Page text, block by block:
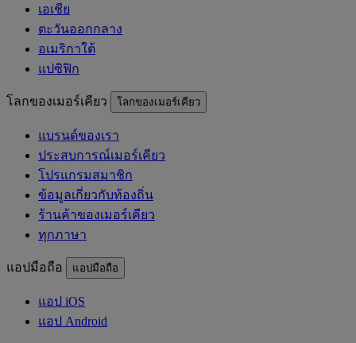
เอเชีย
ตะวันออกกลาง
อเมริกาใต้
แปซิฟิก
โลกของเมอร์เคียว โลกของเมอร์เคียว
แบรนด์ของเรา
ประสบการณ์เมอร์เคียว
โปรแกรมสมาชิก
ข้อมูลเกี่ยวกับท้องถิ่น
ร้านค้าของเมอร์เคียว
ทุกภาษา
แอปมือถือ แอปมือถือ
แอป iOS
แอป Android